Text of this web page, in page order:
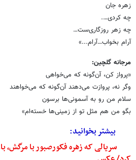
زهره جان
چه کردی….
چه زهر روزگاری‌ست…
آرام بخواب…آرام...»
مرجانه گلچین:
«پرواز کن، آن‌گونه که می‌خواهی
وگر نه، پروازت می‌دهند آن‌گونه که می‌خواهند
سلام من رو به آسمونی‌ها برسون
بگو من هم مثل تو از زمینی‌ها خسته‌ام»
بیشتر بخوانید:
سریالی که زهره فکورصبور با مرگش،